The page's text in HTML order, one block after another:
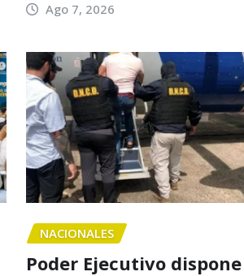
Ago 7, 2026
NACIONALES
Poder Ejecutivo dispone